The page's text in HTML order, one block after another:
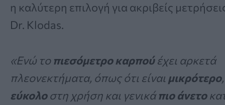
η καλύτερη επιλογή για ακριβείς
Dr. Klodas.
«Ενώ το πιεσόμετρο καρπούέχει αρκετά
πλεονεκτήματα, όπως ότι είναι μικρότερο,
εύκολοστη χρήση και γενικάπιο άνετο